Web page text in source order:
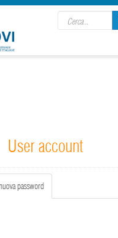
User account
password
tab)